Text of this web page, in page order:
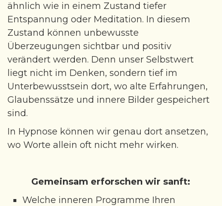
ähnlich wie in einem Zustand tiefer
Entspannung oder Meditation. In diesem
Zustand können unbewusste
Überzeugungen sichtbar und positiv
verändert werden. Denn unser Selbstwert
liegt nicht im Denken, sondern tief im
Unterbewusstsein dort, wo alte Erfahrungen,
Glaubenssätze und innere Bilder gespeichert
sind.
In Hypnose können wir genau dort ansetzen,
wo Worte allein oft nicht mehr wirken.
Gemeinsam erforschen wir sanft:
Welche inneren Programme Ihren